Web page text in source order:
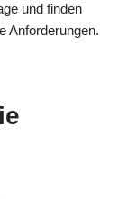
und finden
Anforderungen.